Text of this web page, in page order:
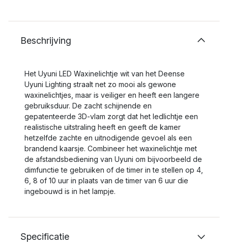
Beschrijving
Het Uyuni LED Waxinelichtje wit van het Deense
Uyuni Lighting straalt net zo mooi als gewone
waxinelichtjes, maar is veiliger en heeft een langere
gebruiksduur. De zacht schijnende en
gepatenteerde 3D-vlam zorgt dat het ledlichtje een
realistische uitstraling heeft en geeft de kamer
hetzelfde zachte en uitnodigende gevoel als een
brandend kaarsje. Combineer het waxinelichtje met
de afstandsbediening van Uyuni om bijvoorbeeld de
dimfunctie te gebruiken of de timer in te stellen op 4,
6, 8 of 10 uur in plaats van de timer van 6 uur die
ingebouwd is in het lampje.
Specificatie